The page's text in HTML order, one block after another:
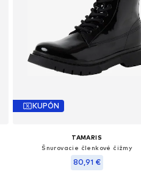
KUPÓN
TAMARIS
Šnurovacie členkové čižmy
80,91 €